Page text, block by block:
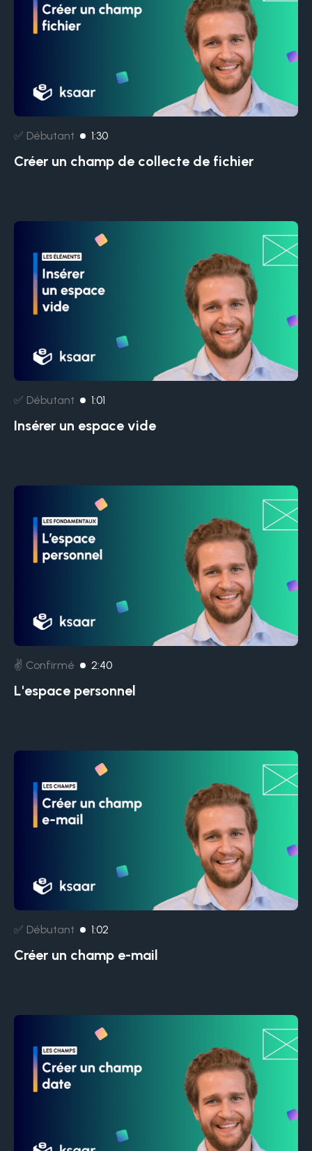
✅ Débutant 1:30
Créer un champ de collecte de fichier
✅ Débutant 1:01
Insérer un espace vide
✌️ Confirmé 2:40
L'espace personnel
✅ Débutant 1:02
Créer un champ e-mail